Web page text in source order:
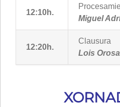
12:10h.
Miguel
12:20h.
Clausura
Lois